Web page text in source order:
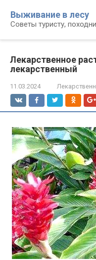
контенту
Выживание в лесу
Советы туристу,
Лекарственное
лекарственный
11.03.2024